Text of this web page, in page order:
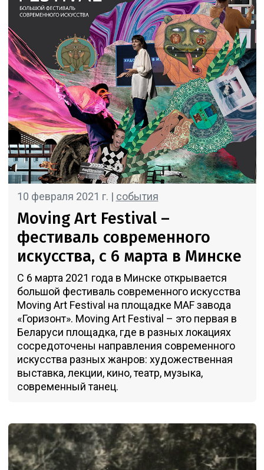
10 февраля 2021 г. | события
Moving Art Festival –
фестиваль современного
искусства, c 6 марта в Минске
С 6 марта 2021 года в Минске открывается
большой фестиваль современного искусства
Moving Art Festival на площадке MAF завода
«Горизонт». Moving Art Festival – это первая в
Беларуси площадка, где в разных локациях
сосредоточены направления современного
искусства разных жанров: художественная
выставка, лекции, кино, театр, музыка,
современный танец.